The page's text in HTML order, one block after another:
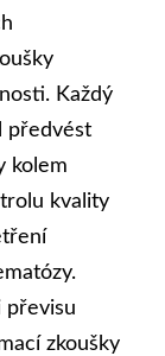
Každý
předvést
kolem
kvality
převisu
zkoušky